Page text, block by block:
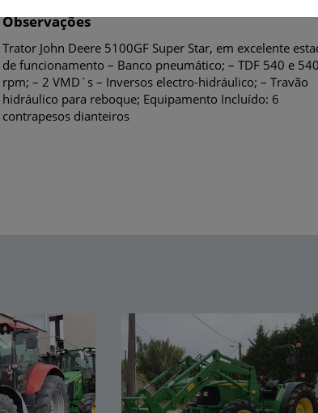
Observações
Trator John Deere 5100GF Super Star, em excelente
de funcionamento – Banco pneumático; – TDF 540 e
rpm; – 2 VMD´s – Inversos electro-hidráulico; – Travão
hidráulico para reboque; Equipamento Incluído: 6
contrapesos dianteiros